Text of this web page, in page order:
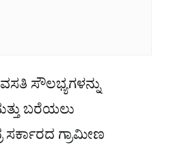
ಸೌಲಭ್ಯಗಳನ್ನು
ಬರೆಯಲು
ಗ್ರಾಮೀಣ